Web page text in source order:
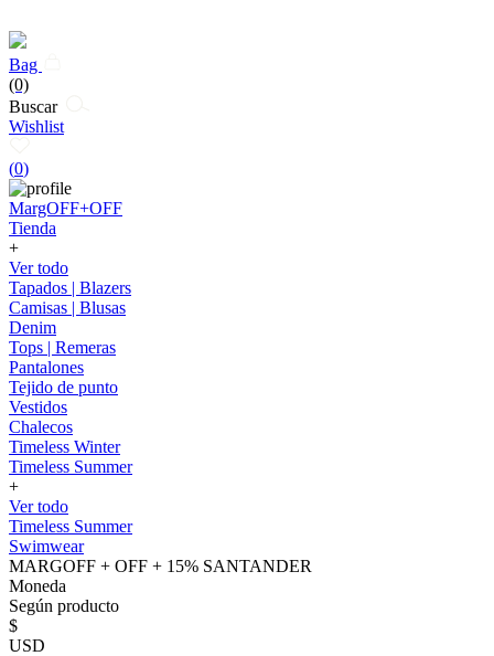
Bag
(0)
Buscar
Wishlist
(0)
MargOFF+OFF
Tienda
+
Ver todo
Tapados | Blazers
Camisas | Blusas
Denim
Tops | Remeras
Pantalones
Tejido de punto
Vestidos
Chalecos
Timeless Winter
Timeless Summer
+
Ver todo
Timeless Summer
Swimwear
MARGOFF + OFF + 15% SANTANDER
Moneda
Según producto
$
USD